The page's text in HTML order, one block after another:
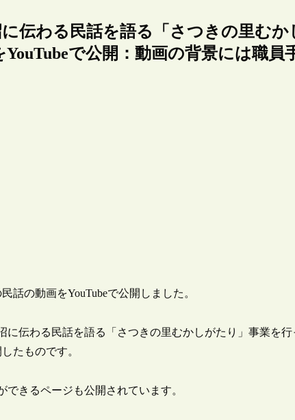
伝わる民話を語る「さつきの里むか
で公開：動画の背景には職員
話の動画をYouTubeで公開しました。
に伝わる民話を語る「さつきの里むかしがたり」事業を行
たものです。
できるページも公開されています。